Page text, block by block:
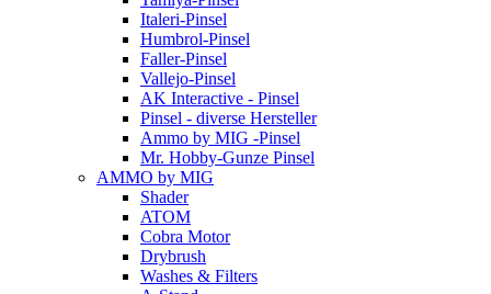
Italeri-Pinsel
Humbrol-Pinsel
Faller-Pinsel
Vallejo-Pinsel
AK Interactive - Pinsel
Pinsel - diverse Hersteller
Ammo by MIG -Pinsel
Mr. Hobby-Gunze Pinsel
AMMO by MIG
Shader
ATOM
Cobra Motor
Drybrush
Washes & Filters